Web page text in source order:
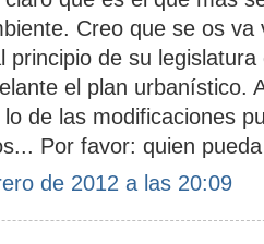
Creo que se os
principio de su
el plan urbanístico.
de las modificaciones
Por favor: quien
de 2012 a las 20:09